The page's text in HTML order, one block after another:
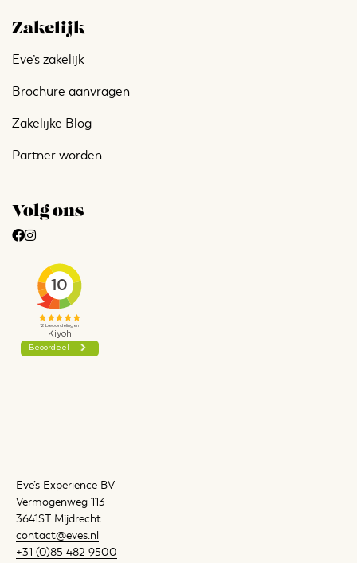
Zakelijk
Eve’s zakelijk
Brochure aanvragen
Zakelijke Blog
Partner worden
Volg ons
Eve’s Experience BV
Vermogenweg 113
3641ST Mijdrecht
contact@eves.nl
+31 (0)85 482 9500